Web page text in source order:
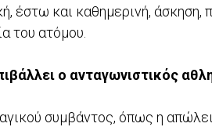
έστω και καθημερινή, άσκηση,
του ατόμου.
ο ανταγωνιστικός
συμβάντος, όπως η